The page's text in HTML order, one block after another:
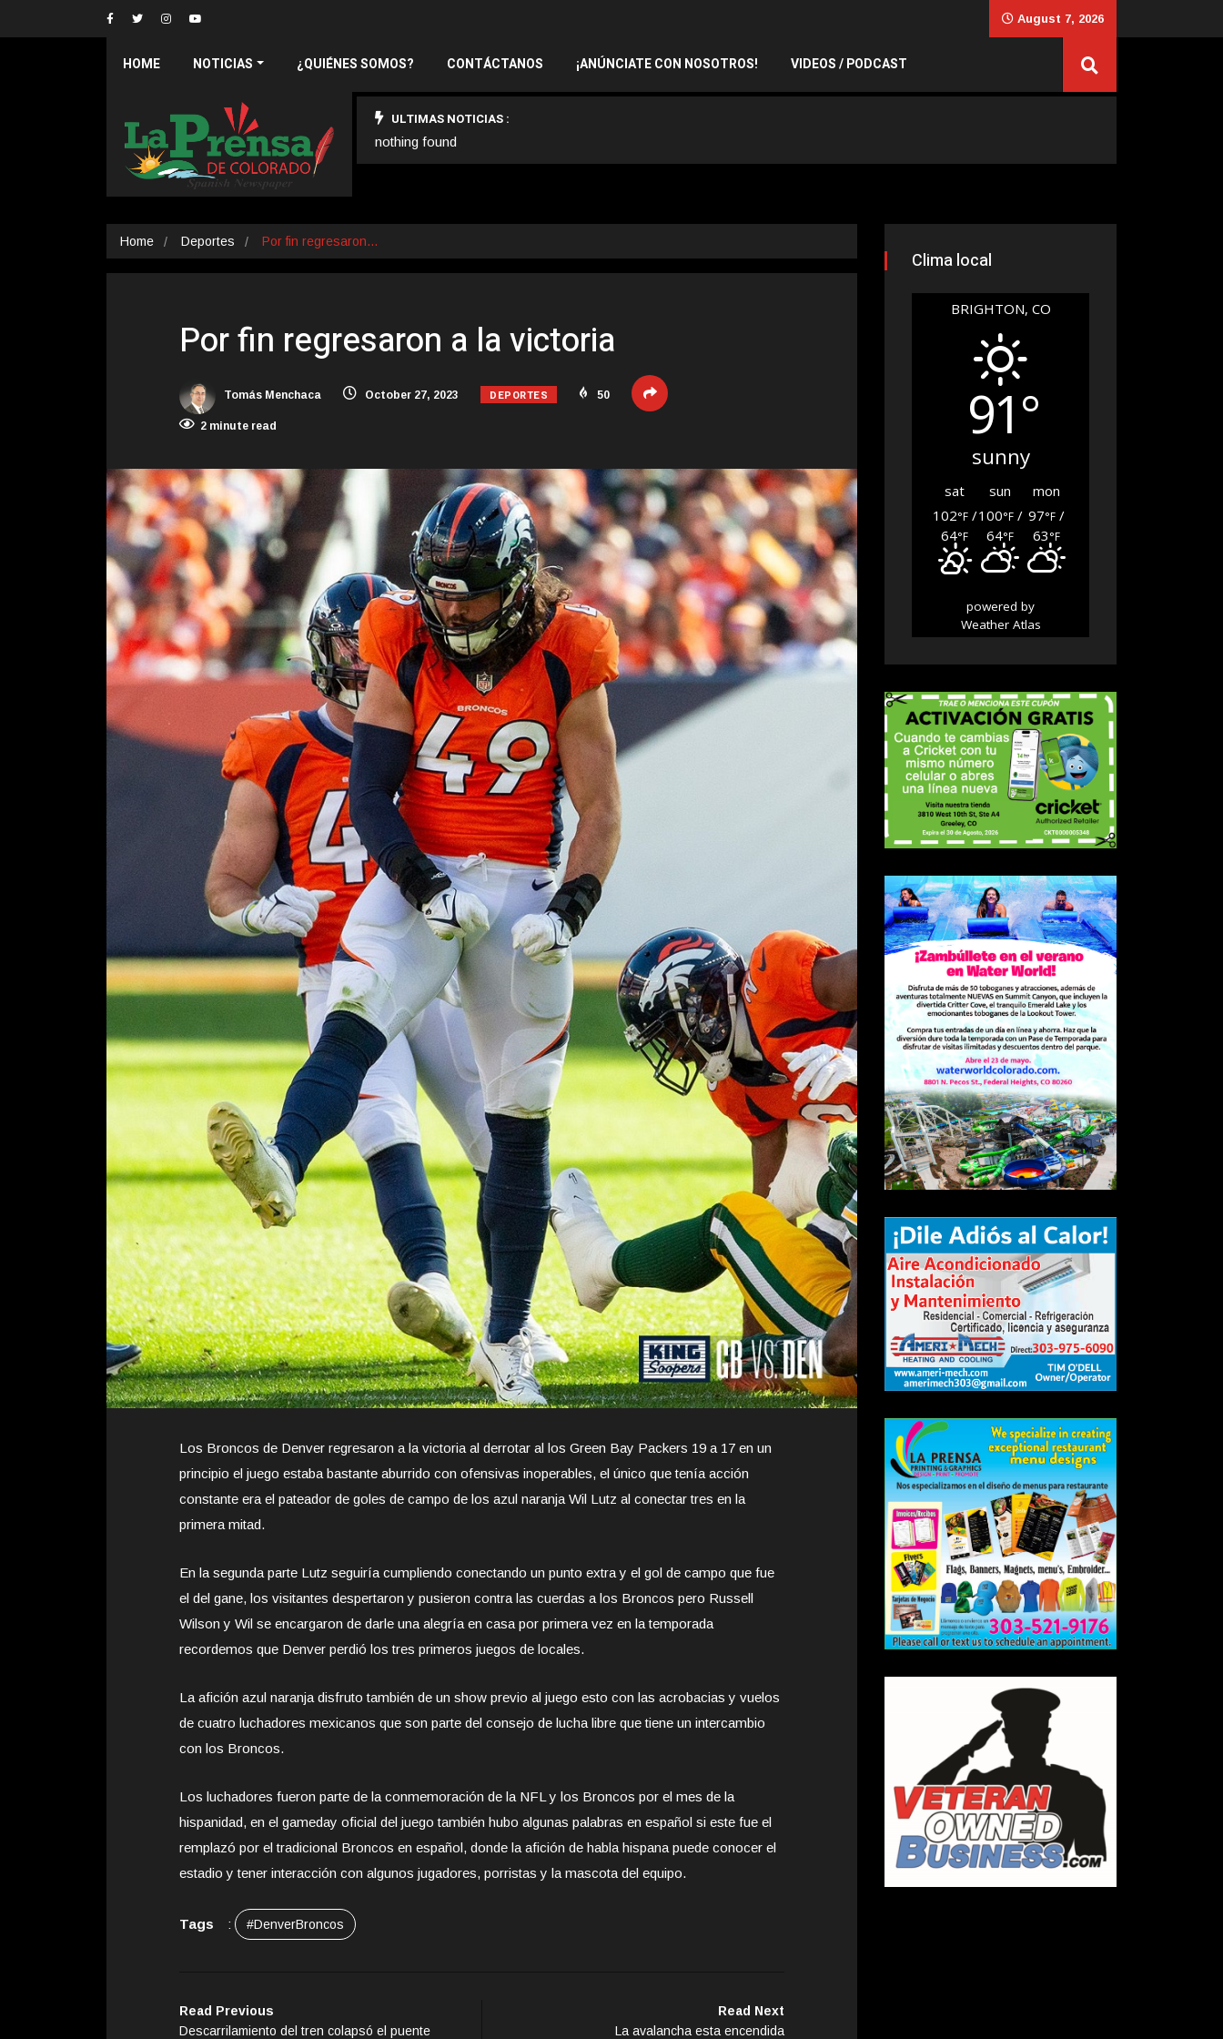
August 7, 2026
HOME NOTICIAS ¿QUIÉNES SOMOS? CONTÁCTANOS ¡ANÚNCIATE CON NOSOTROS! VIDEOS / PODCAST
ULTIMAS NOTICIAS :
nothing found
Home Deportes Por fin regresaron…
Por fin regresaron a la victoria
Tomás Menchaca October 27, 2023 DEPORTES 50
2 minute read
Los Broncos de Denver regresaron a la victoria al derrotar al los Green Bay Packers 19 a 17 en un
principio el juego estaba bastante aburrido con ofensivas inoperables, el único que tenía acción
constante era el pateador de goles de campo de los azul naranja Wil Lutz al conectar tres en la
primera mitad.
En la segunda parte Lutz seguiría cumpliendo conectando un punto extra y el gol de campo que fue
el del gane, los visitantes despertaron y pusieron contra las cuerdas a los Broncos pero Russell
Wilson y Wil se encargaron de darle una alegría en casa por primera vez en la temporada
recordemos que Denver perdió los tres primeros juegos de locales.
La afición azul naranja disfruto también de un show previo al juego esto con las acrobacias y vuelos
de cuatro luchadores mexicanos que son parte del consejo de lucha libre que tiene un intercambio
con los Broncos.
Los luchadores fueron parte de la conmemoración de la NFL y los Broncos por el mes de la
hispanidad, en el gameday oficial del juego también hubo algunas palabras en español si este fue el
remplazó por el tradicional Broncos en español, donde la afición de habla hispana puede conocer el
estadio y tener interacción con algunos jugadores, porristas y la mascota del equipo.
Tags : #DenverBroncos
Read Previous
Descarrilamiento del tren colapsó el puente
Read Next
La avalancha esta encendida
Clima local
BRIGHTON, CO
91°
sunny
sat sun
mon
102°F/
64°F
100°F/
64°F
97°F/
63°F
powered by
Weather Atlas